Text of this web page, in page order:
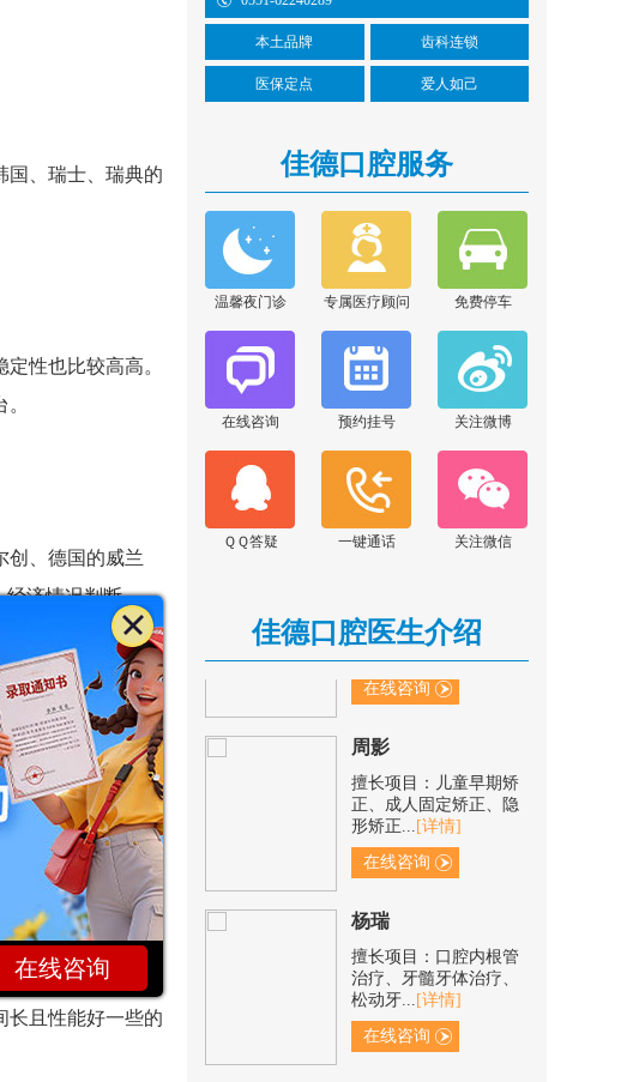
国、瑞士、瑞典的
性也比较高高。
、德国的威兰
经济情况判断。
才能满足种植手
平就很种牙了。佳
要有不错的咀嚼
长且性能好一些的
本土品牌 齿科连锁
医保定点 爱人如己
佳德口腔服务
温馨夜门诊 专属医疗顾问 免费停车
在线咨询 预约挂号 关注微博
ＱＱ答疑 一键通话 关注微信
佳德口腔医生介绍
范青青
擅长项目：根管治疗、
树脂补牙、冠修复、烂
牙/残...[详情]
何娜
擅长项目：全科项目、
根管治疗、美学树脂修
复、全...
在线咨询
王思远
擅长项目：根管治疗、
阻生齿拔除、树脂修
复、残根...
[详情]
在线咨询
杨海盛
种植术...[详情]
在线咨询
擅长项目：儿童早期矫
正、成人固定矫正、隐
形矫正... [详情]
在线咨询
擅长项目：口腔内根管
治疗、牙髓牙体治疗、
松动牙...[详情]
在线咨询
在线咨询